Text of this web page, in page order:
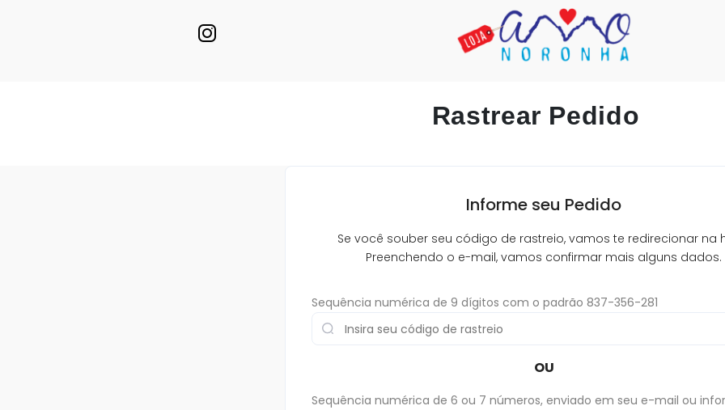
Rastrear Pedido
Informe seu Pedido
Se você souber seu código de rastreio, vamos te redirecionar na
Preenchendo o e-mail, vamos confirmar mais alguns dados.
Sequência numérica de 9 dígitos com o padrão 837-356-281
OU
Sequência numérica de 6 ou 7 números, enviado em seu e-mail ou